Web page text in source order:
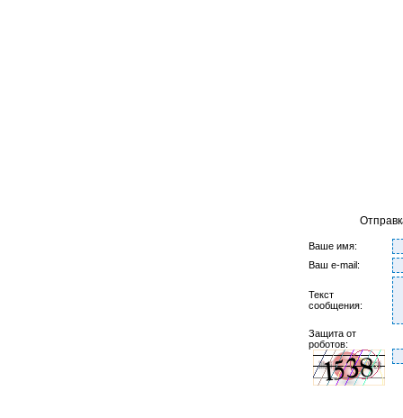
Ваше имя:
Ваш e-mail:
Текст
сообщения:
Защита от
роботов: